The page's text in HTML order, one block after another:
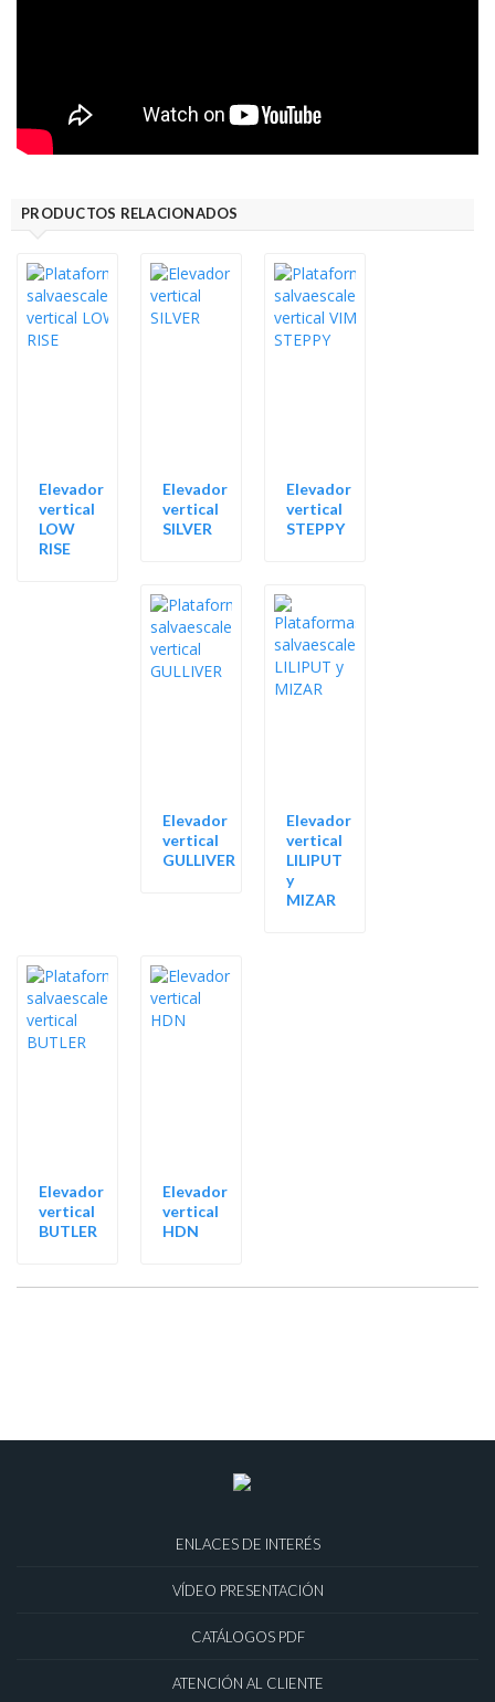
PRODUCTOS RELACIONADOS
Elevador
vertical
LOW
RISE
Elevador
vertical
SILVER
Elevador
vertical
STEPPY
Elevador
vertical
GULLIVER
Elevador
vertical
LILIPUT
y
MIZAR
Elevador
vertical
BUTLER
Elevador
vertical
HDN
ENLACES DE INTERÉS
VÍDEO PRESENTACIÓN
CATÁLOGOS PDF
ATENCIÓN AL CLIENTE